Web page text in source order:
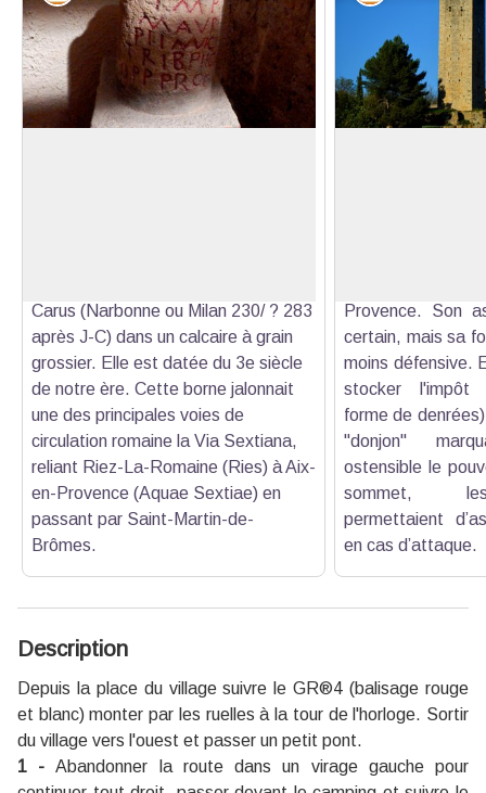
Carus (Narbonne ou Milan 230/ ? 283
après J-C) dans un calcaire à grain
grossier. Elle est datée du 3e siècle
de notre ère. Cette borne jalonnait
une des principales voies de
circulation romaine la Via Sextiana,
reliant Riez-La-Romaine (Ries) à Aix-
en-Provence (Aquae Sextiae) en
passant par Saint-Martin-de-
Brômes.
Provence. Son
certain, mais sa
moins défensive.
stocker l'impôt
forme de
"donjon"
ostensible le
sommet,
permettaient
en cas d’attaque.
Description
Depuis la place du village suivre le GR®4 (balisage rouge
et blanc) monter par les ruelles à la tour de l'horloge. Sortir
du village vers l'ouest et passer un petit pont.
1 - Abandonner la route dans un virage gauche pour